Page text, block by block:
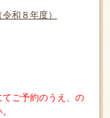
和８年度）
ご予約のうえ、の